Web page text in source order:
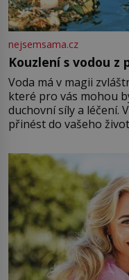
nejsemsama.cz
Kouzlení s vodou
Voda má v magii
které pro vás mohou
duchovní síly a léčení.
přinést do vašeho
můžete obohatit své
větší harmonii a klid.